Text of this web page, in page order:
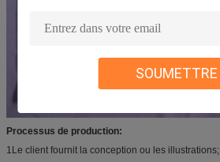
SOUMETTRE
Processus de production:
1Le client fournit la conception ou les illustrations;